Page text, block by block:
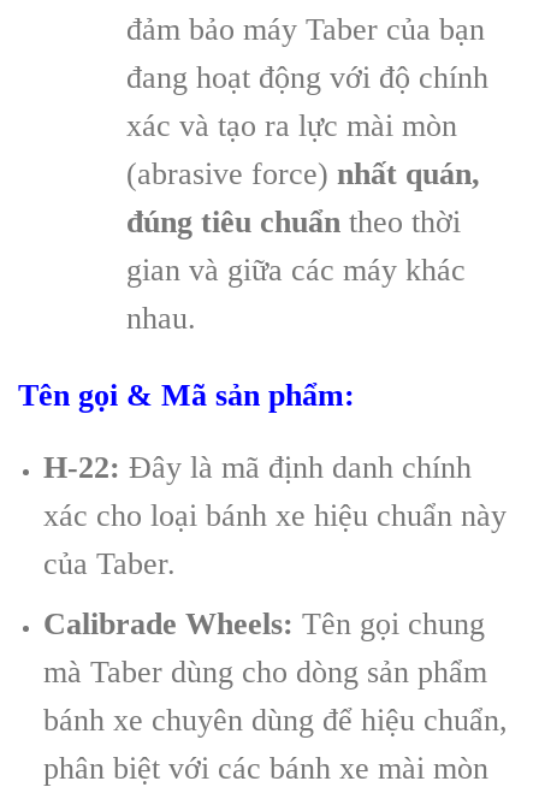
đảm bảo máy Taber của bạn
đang hoạt động với độ chính
xác và tạo ra lực mài mòn
(abrasive force) nhất quán,
đúng tiêu chuẩn theo thời
gian và giữa các máy khác
nhau.
Tên gọi & Mã sản phẩm:
H-22: Đây là mã định danh chính
xác cho loại bánh xe hiệu chuẩn này
của Taber.
Calibrade Wheels: Tên gọi chung
mà Taber dùng cho dòng sản phẩm
bánh xe chuyên dùng để hiệu chuẩn,
phân biệt với các bánh xe mài mòn